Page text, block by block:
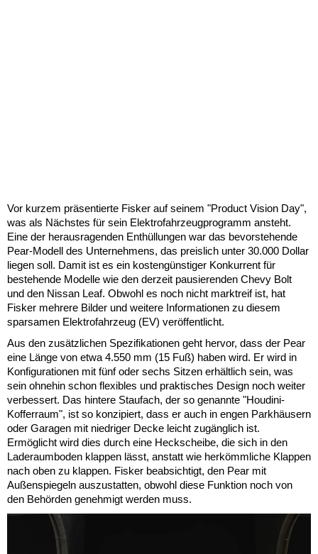
Vor kurzem präsentierte Fisker auf seinem "Product Vision Day",
was als Nächstes für sein Elektrofahrzeugprogramm ansteht.
Eine der herausragenden Enthüllungen war das bevorstehende
Pear-Modell des Unternehmens, das preislich unter 30.000 Dollar
liegen soll. Damit ist es ein kostengünstiger Konkurrent für
bestehende Modelle wie den derzeit pausierenden Chevy Bolt
und den Nissan Leaf. Obwohl es noch nicht marktreif ist, hat
Fisker mehrere Bilder und weitere Informationen zu diesem
sparsamen Elektrofahrzeug (EV) veröffentlicht.
Aus den zusätzlichen Spezifikationen geht hervor, dass der Pear
eine Länge von etwa 4.550 mm (15 Fuß) haben wird. Er wird in
Konfigurationen mit fünf oder sechs Sitzen erhältlich sein, was
sein ohnehin schon flexibles und praktisches Design noch weiter
verbessert. Das hintere Staufach, der so genannte "Houdini-
Kofferraum", ist so konzipiert, dass er auch in engen Parkhäusern
oder Garagen mit niedriger Decke leicht zugänglich ist.
Ermöglicht wird dies durch eine Heckscheibe, die sich in den
Laderaumboden klappen lässt, anstatt wie herkömmliche Klappen
nach oben zu klappen. Fisker beabsichtigt, den Pear mit
Außenspiegeln auszustatten, obwohl diese Funktion noch von
den Behörden genehmigt werden muss.